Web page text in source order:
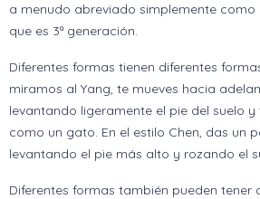
a menudo abreviado simplemente como
que es 3ª generación.
Diferentes formas tienen diferentes
miramos al Yang, te mueves hacia
levantando ligeramente el pie del suelo
como un gato. En el estilo Chen, das un
levantando el pie más alto y rozando el
Diferentes formas también pueden tener